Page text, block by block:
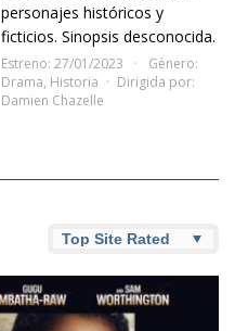
personajes históricos y
ficticios. Sinopsis desconocida.
Estreno: 27/01/2023
Género:
Drama, Historia
Dirigida por:
Damien Chazelle